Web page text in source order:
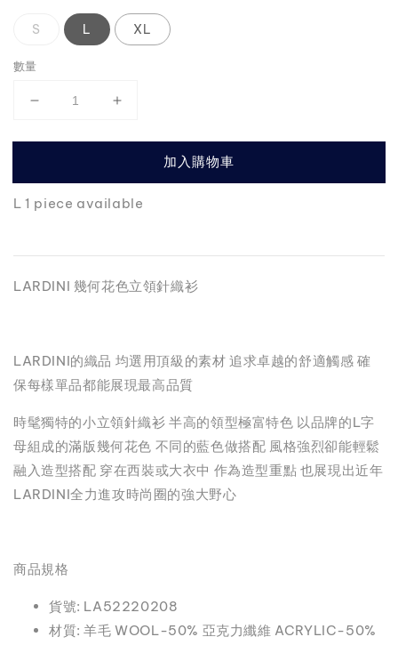
S L XL
數量
加入購物車
L 1 piece available
LARDINI 幾何花色立領針織衫
LARDINI的織品 均選用頂級的素材 追求卓越的舒適觸感 確
保每樣單品都能展現最高品質
時髦獨特的小立領針織衫 半高的領型極富特色 以品牌的L字
母組成的滿版幾何花色 不同的藍色做搭配 風格強烈卻能輕鬆
融入造型搭配 穿在西裝或大衣中 作為造型重點 也展現出近年
LARDINI全力進攻時尚圈的強大野心
商品規格
貨號: LA52220208
材質: 羊毛 WOOL-50% 亞克力纖維 ACRYLIC-50%